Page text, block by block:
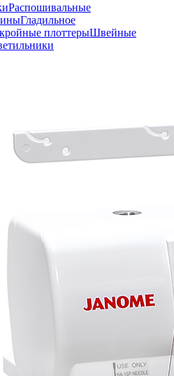
Распошивальные
Гладильное
плоттерыШвейные